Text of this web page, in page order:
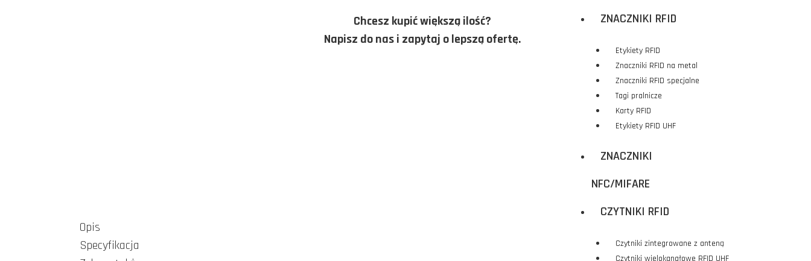
Chcesz kupić większą ilość?
Napisz do nas i zapytaj o lepszą ofertę.
ZNACZNIKI RFID
Etykiety RFID
Znaczniki RFID na metal
Znaczniki RFID specjalne
Tagi pralnicze
Karty RFID
Etykiety RFID UHF
ZNACZNIKI
NFC/MIFARE
CZYTNIKI RFID
Czytniki zintegrowane z anteną
Opis
Specyfikacja